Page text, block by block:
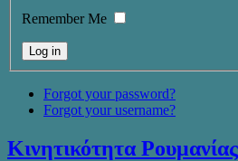
Remember Me
Forgot your password?
Forgot your username?
Κινητικότητα